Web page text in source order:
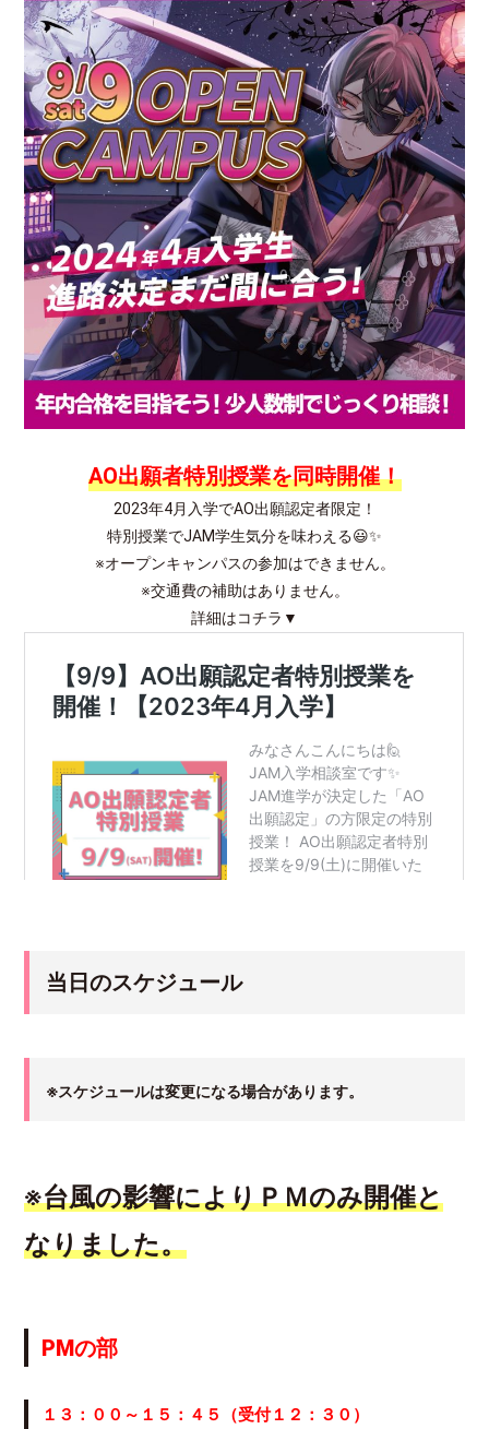
AO出願者特別授業を同時開催！
2023年4月入学でAO出願認定者限定！
特別授業でJAM学生気分を味わえる😃✨
※オープンキャンパスの参加はできません。
※交通費の補助はありません。
詳細はコチラ▼
当日のスケジュール
※スケジュールは変更になる場合があります。
※台風の影響によりＰＭのみ開催と
なりました。
PMの部
１３：００～１５：４５（受付１２：３ ０）